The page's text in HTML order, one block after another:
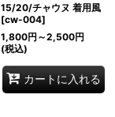
15/20/チャウヌ 着用風
[cw-004]
1,800円 ～2,500円
(税込)
カートに入れる